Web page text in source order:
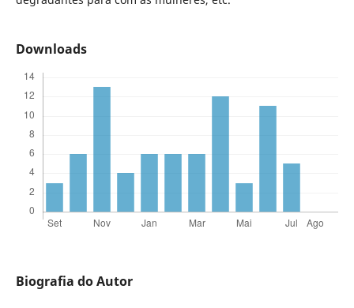
Downloads
Biografia do Autor